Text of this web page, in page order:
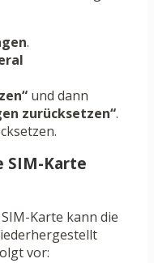
.
und dann
zurücksetzen“.
SIM-Karte
Karte kann die
vor: